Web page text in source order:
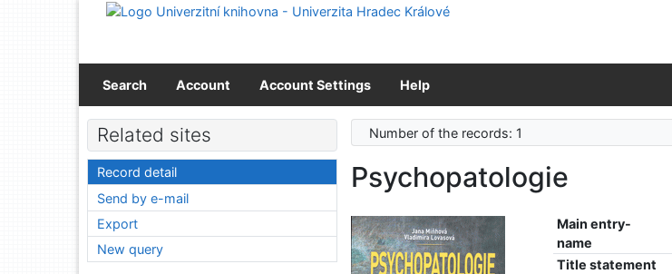
Go to content
Search Account Account Settings Help
Number of the records: 1
Psychopatologie
Main entry-
name
Title statement
Related sites
Record detail
Send by e-mail
Export
New query